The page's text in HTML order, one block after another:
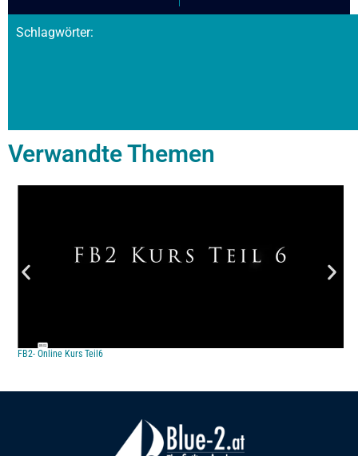
Schlagwörter:
Verwandte Themen
FB2- Online Kurs Teil6